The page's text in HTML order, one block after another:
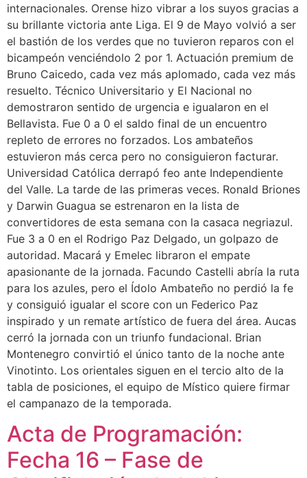
internacionales. Orense hizo vibrar a los suyos gracias a
su brillante victoria ante Liga. El 9 de Mayo volvió a ser
el bastión de los verdes que no tuvieron reparos con el
bicampeón venciéndolo 2 por 1. Actuación premium de
Bruno Caicedo, cada vez más aplomado, cada vez más
resuelto. Técnico Universitario y El Nacional no
demostraron sentido de urgencia e igualaron en el
Bellavista. Fue 0 a 0 el saldo final de un encuentro
repleto de errores no forzados. Los ambateños
estuvieron más cerca pero no consiguieron facturar.
Universidad Católica derrapó feo ante Independiente
del Valle. La tarde de las primeras veces. Ronald Briones
y Darwin Guagua se estrenaron en la lista de
convertidores de esta semana con la casaca negriazul.
Fue 3 a 0 en el Rodrigo Paz Delgado, un golpazo de
autoridad. Macará y Emelec libraron el empate
apasionante de la jornada. Facundo Castelli abría la ruta
para los azules, pero el Ídolo Ambateño no perdió la fe
y consiguió igualar el score con un Federico Paz
inspirado y un remate artístico de fuera del área. Aucas
cerró la jornada con un triunfo fundacional. Brian
Montenegro convirtió el único tanto de la noche ante
Vinotinto. Los orientales siguen en el tercio alto de la
tabla de posiciones, el equipo de Místico quiere firmar
el campanazo de la temporada.
Acta de Programación:
Fecha 16 – Fase de